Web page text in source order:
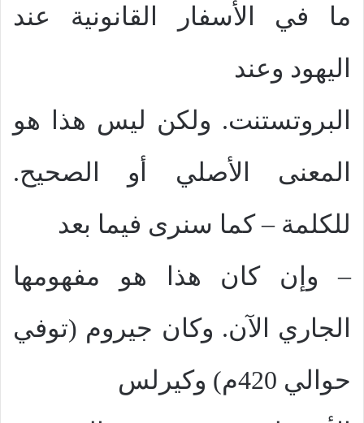
ما في الأسفار القانونية عند
اليهود وعند
البروتستنت. ولكن ليس هذا هو
المعنى الأصلي أو الصحيح.
للكلمة – كما سنرى فيما بعد
– وإن كان هذا هو مفهومها
الجاري الآن. وكان جيروم (توفي
حوالي 420م) وكيرلس